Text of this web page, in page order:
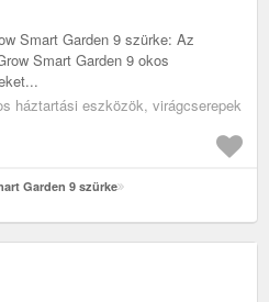
Smart Garden 9 szürke: Az
Smart Garden 9 okos
háztartási eszközök, virágcserepek
Garden 9 szürke